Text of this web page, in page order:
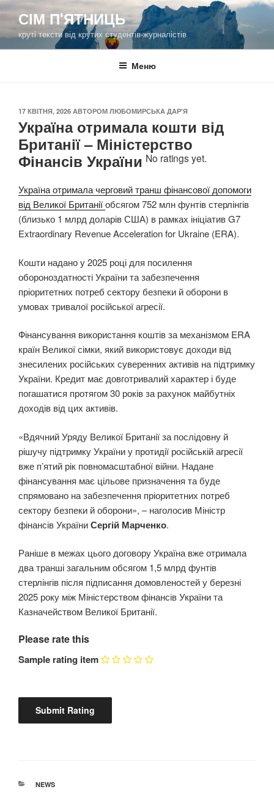
Перейти
вмісту
СІМ П'ЯТНИЦЬ
круті тексти від крутих студентів-журналістів
Меню
ОПУБЛІКОВАНО
17 КВІТНЯ, 2026 АВТОРОМ ЛЮБОМИРСЬКА ДАР'Я
Україна отримала кошти від
Британії – Міністерство
Фінансів України No ratings yet.
Україна отримала черговий транш фінансової допомоги
від Великої Британіїобсягом 752 млн фунтів стерлінгів
(близько 1 млрд доларів США) в рамках ініціатив G7
Extraordinary Revenue Acceleration for Ukraine (ERA).
Кошти надано у 2025 році для посилення
обороноздатності України та забезпечення
пріоритетних потреб сектору безпеки й оборони в
умовах тривалої російської агресії.
Фінансування використання коштів за механізмом ERA
країн Великої сімки, який використовує доходи від
знесилених російських суверенних активів на підтримку
України. Кредит має довготривалий характер і буде
погашатися протягом 30 років за рахунок майбутніх
доходів від цих активів.
«Вдячний Уряду Великої Британії за послідовну й
рішучу підтримку України у протидії російській агресії
вже п’ятий рік повномасштабної війни. Надане
фінансування має цільове призначення та буде
спрямовано на забезпечення пріоритетних потреб
сектору безпеки й оборони», – наголосив Міністр
фінансів УкраїниСергій Марченко.
Раніше в межах цього договору Україна вже отримала
два транші загальним обсягом 1,5 млрд фунтів
стерлінгів після підписання домовленостей у березні
2025 року між Міністерством фінансів України та
Казначейством Великої Британії.
Please rate this
Sample rating item
КАТЕГОРІЇ
NEWS